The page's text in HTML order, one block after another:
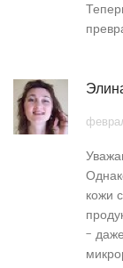
кожи
-